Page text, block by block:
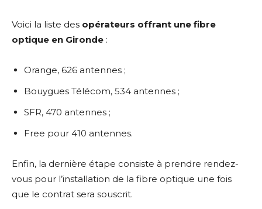
Voici la liste des opérateurs offrant une fibre
optique en Gironde :
Orange, 626 antennes ;
Bouygues Télécom, 534 antennes ;
SFR, 470 antennes ;
Free pour 410 antennes.
Enfin, la dernière étape consiste à prendre rendez-
vous pour l’installation de la fibre optique une fois
que le contrat sera souscrit.